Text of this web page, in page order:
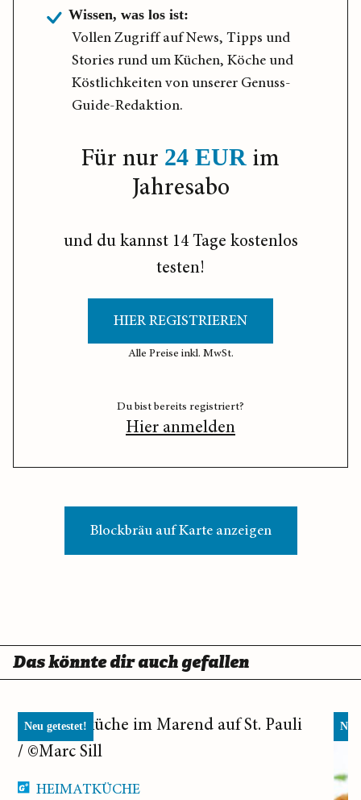
Wissen, was los ist:
Vollen Zugriff auf News, Tipps und
Stories rund um Küchen, Köche und
Köstlichkeiten von unserer Genuss-
Guide-Redaktion.
Für nur 24 EUR im
Jahresabo
und du kannst 14 Tage kostenlos
testen!
HIER REGISTRIEREN
Alle Preise inkl. MwSt.
Du bist bereits registriert?
Hier anmelden
Blockbräu auf Karte anzeigen
Das könnte dir auch gefallen
Neu getestet!
HEIMATKÜCHE